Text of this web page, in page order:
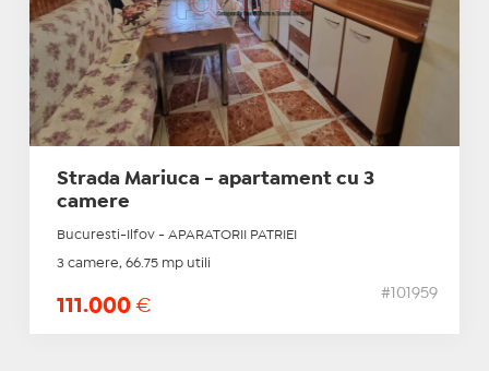
Strada Mariuca - apartament cu 3
camere
Bucuresti-Ilfov - APARATORII PATRIEI
3 camere, 66.75 mp utili
111.000 €
#101959